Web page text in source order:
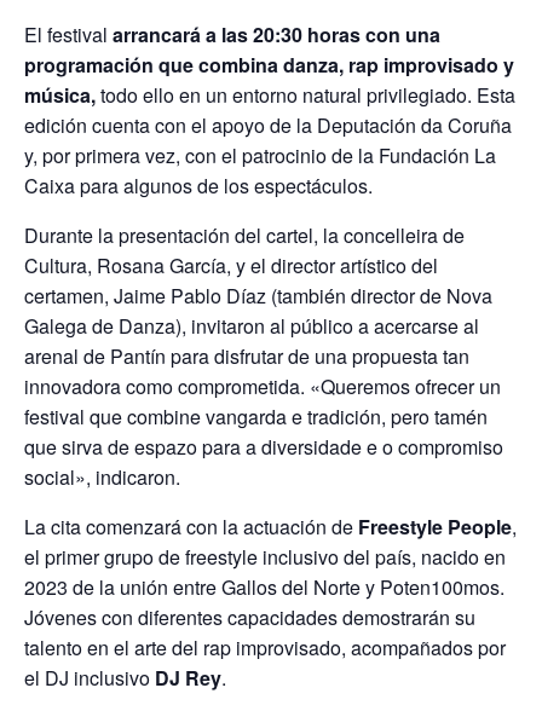
El festival arrancará a las 20:30 horas con una
programación que combina danza, rap improvisado y
música,todo ello en un entorno natural privilegiado. Esta
edición cuenta con el apoyo de la Deputación da Coruña
y, por primera vez, con el patrocinio de la Fundación La
Caixa para algunos de los espectáculos.
Durante la presentación del cartel, la concelleira de
Cultura, Rosana García, y el director artístico del
certamen, Jaime Pablo Díaz (también director de Nova
Galega de Danza), invitaron al público a acercarse al
arenal de Pantín para disfrutar de una propuesta tan
innovadora como comprometida. «Queremos ofrecer un
festival que combine vangarda e tradición, pero tamén
que sirva de espazo para a diversidade e o compromiso
social», indicaron.
La cita comenzará con la actuación de Freestyle People,
el primer grupo de freestyle inclusivo del país, nacido en
2023 de la unión entre Gallos del Norte y Poten100mos.
Jóvenes con diferentes capacidades demostrarán su
talento en el arte del rap improvisado, acompañados por
el DJ inclusivo DJ Rey.